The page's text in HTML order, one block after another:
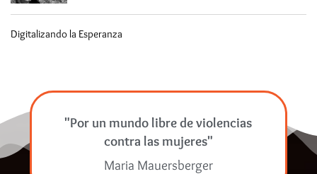
Digitalizando la Esperanza
"Por un mundo libre de violencias
contra las mujeres"
Maria Mauersberger